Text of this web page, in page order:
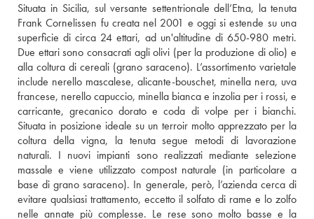
Situata in Sicilia, sul versante settentrionale dell’Etna, la tenuta
Frank Cornelissen fu creata nel 2001 e oggi si estende su una
superficie di circa 24 ettari, ad un'altitudine di 650-980 metri.
Due ettari sono consacrati agli olivi (per la produzione di olio) e
alla coltura di cereali (grano saraceno). L’assortimento varietale
include nerello mascalese, alicante-bouschet, minella nera, uva
francese, nerello capuccio, minella bianca e inzolia per i rossi, e
carricante, grecanico dorato e coda di volpe per i bianchi.
Situata in posizione ideale su un terroir molto apprezzato per la
coltura della vigna, la tenuta segue metodi di lavorazione
naturali. I nuovi impianti sono realizzati mediante selezione
massale e viene utilizzato compost naturale (in particolare a
base di grano saraceno). In generale, però, l’azienda cerca di
evitare qualsiasi trattamento, eccetto il solfato di rame e lo zolfo
nelle annate più complesse. Le rese sono molto basse e la